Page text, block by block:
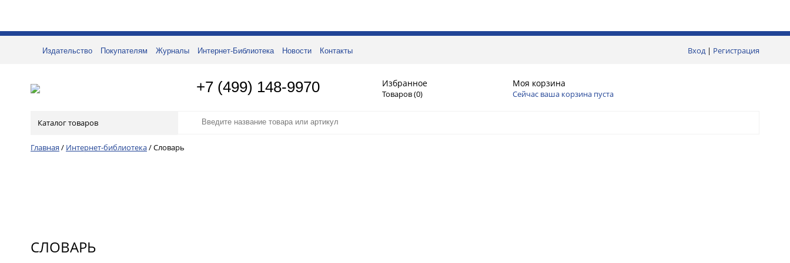
Вход| Регистрация
Издательство Покупателям Журналы Интернет-Библиотека Новости Контакты
+7 (499) 148-9970 Избранное
Товаров (0)
Моя корзина
Сейчас ваша корзина пуста
Каталог товаров
Главная / Интернет-библиотека/Словарь
СЛОВАРЬ